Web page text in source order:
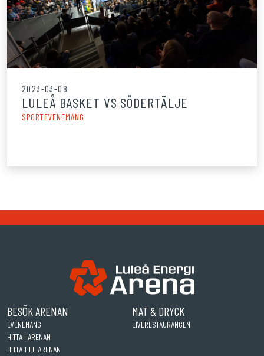
2023-03-08
LULEÅ BASKET VS SÖDERTÄLJE
SPORTEVENEMANG
BESÖK ARENAN
EVENEMANG
HITTA I ARENAN
HITTA TILL ARENAN
MAT & DRYCK
LIVERESTAURANGEN